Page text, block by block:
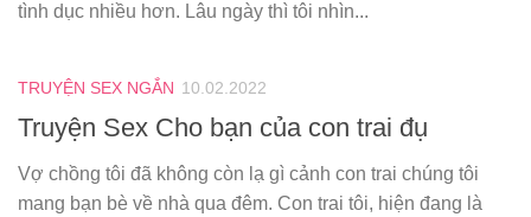
tình dục nhiều hơn. Lâu ngày thì tôi nhìn...
TRUYỆN SEX NGẮN 10.02.2022
Truyện Sex Cho bạn của con trai đụ
Vợ chồng tôi đã không còn lạ gì cảnh con trai chúng tôi
mang bạn bè về nhà qua đêm. Con trai tôi, hiện đang là